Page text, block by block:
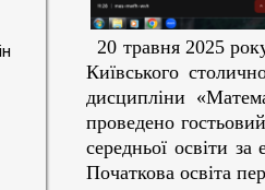
20 травня 2025
Київського
дисципліни
проведено
середньої освіти
Початкова освіта